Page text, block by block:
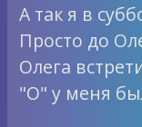
А так я в
Просто до
Олега
"О" у меня